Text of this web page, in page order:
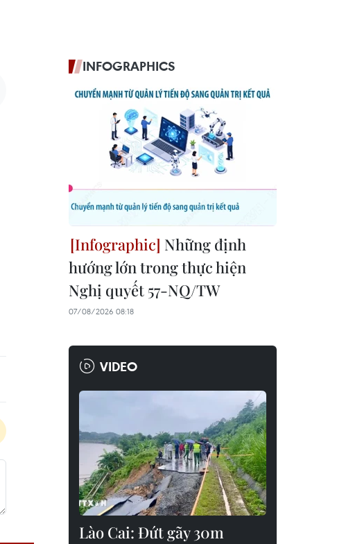
INFOGRAPHICS
Những định
hướng lớn trong thực hiện
Nghị quyết 57-NQ/TW
07/08/2026 08:18
VIDEO
Lào Cai: Đứt gãy 30m